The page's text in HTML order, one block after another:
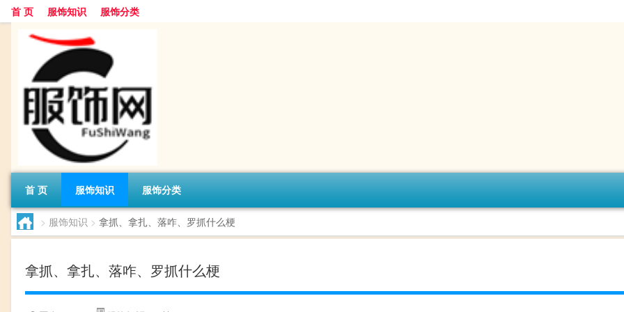
首 页 服饰知识 服饰分类
首 页 服饰知识 服饰分类
> 服饰知识 > 拿抓、拿扎、落咋、罗抓什么梗
拿抓、拿扎、落咋、罗抓什么梗